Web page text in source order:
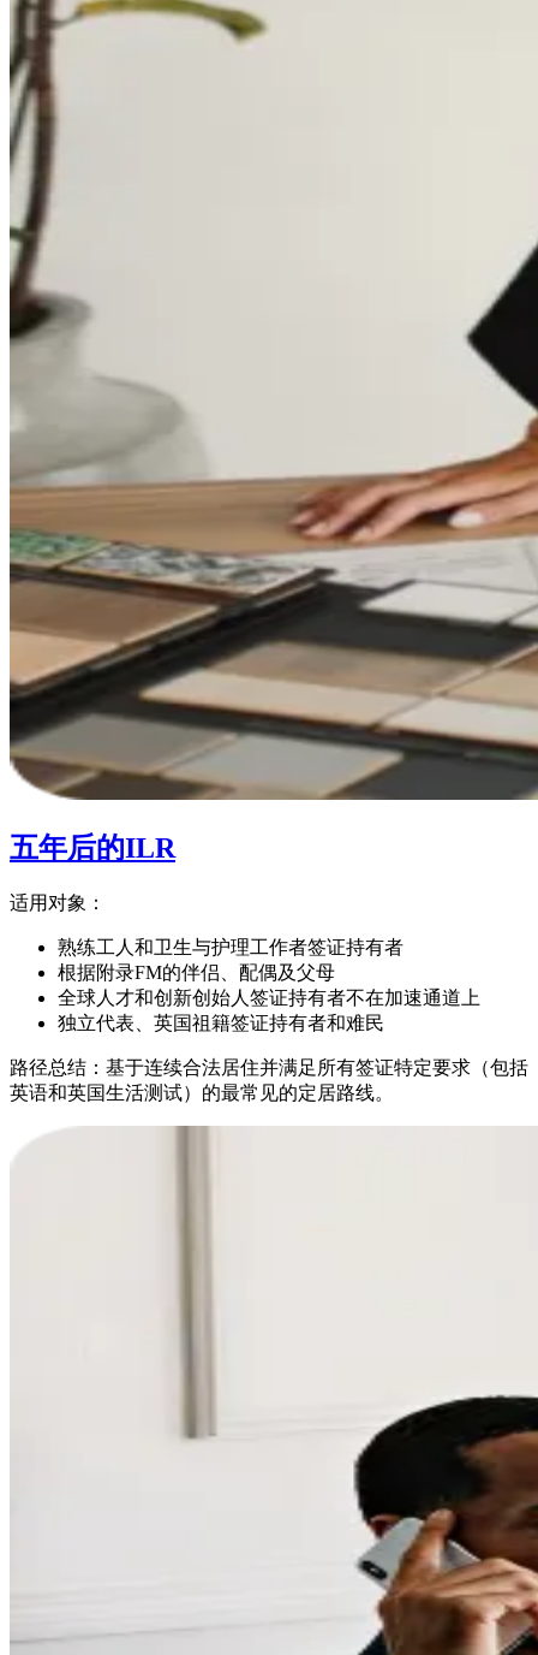
五年后的ILR
适用对象：
熟练工人和卫生与护理工作者签证持有者
根据附录FM的伴侣、配偶及父母
全球人才和创新创始人签证持有者不在加速通道上
独立代表、英国祖籍签证持有者和难民
路径总结：基于连续合法居住并满足所有签证特定要求（包括
英语和英国生活测试）的最常见的定居路线。